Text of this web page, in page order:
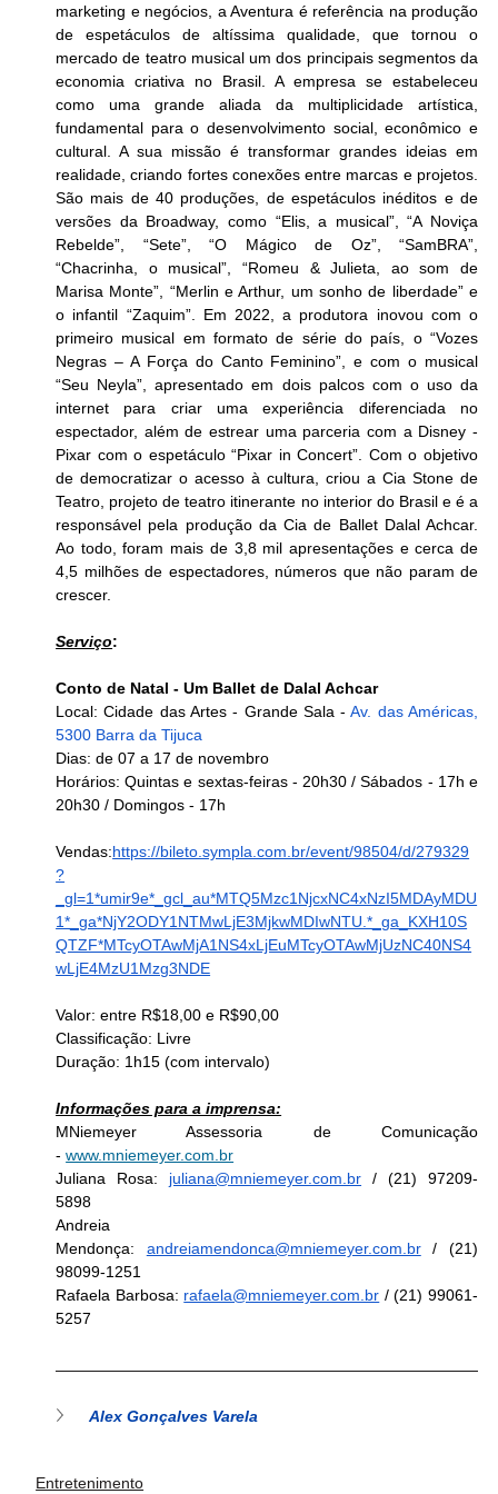
marketing e negócios, a Aventura é referência na produção
de espetáculos de altíssima qualidade, que tornou o
mercado de teatro musical um dos principais segmentos da
economia criativa no Brasil. A empresa se estabeleceu
como uma grande aliada da multiplicidade artística,
fundamental para o desenvolvimento social, econômico e
cultural. A sua missão é transformar grandes ideias em
realidade, criando fortes conexões entre marcas e projetos.
São mais de 40 produções, de espetáculos inéditos e de
versões da Broadway, como “Elis, a musical”, “A Noviça
Rebelde”, “Sete”, “O Mágico de Oz”, “SamBRA”,
“Chacrinha, o musical”, “Romeu & Julieta, ao som de
Marisa Monte”, “Merlin e Arthur, um sonho de liberdade” e
o infantil “Zaquim”. Em 2022, a produtora inovou com o
primeiro musical em formato de série do país, o “Vozes
Negras – A Força do Canto Feminino”, e com o musical
“Seu Neyla”, apresentado em dois palcos com o uso da
internet para criar uma experiência diferenciada no
espectador, além de estrear uma parceria com a Disney -
Pixar com o espetáculo “Pixar in Concert”. Com o objetivo
de democratizar o acesso à cultura, criou a Cia Stone de
Teatro, projeto de teatro itinerante no interior do Brasil e é a
responsável pela produção da Cia de Ballet Dalal Achcar.
Ao todo, foram mais de 3,8 mil apresentações e cerca de
4,5 milhões de espectadores, números que não param de
crescer.
Serviço:
Conto de Natal - Um Ballet de Dalal Achcar
Local: Cidade das Artes - Grande Sala - Av. das Américas,
5300 Barra da Tijuca
Dias: de 07 a 17 de novembro
Horários: Quintas e sextas-feiras - 20h30 / Sábados - 17h e
20h30 / Domingos - 17h
Vendas:https://bileto.sympla.com.br/event/98504/d/279329
?
_gl=1*umir9e*_gcl_au*MTQ5Mzc1NjcxNC4xNzI5MDAyMDU
1*_ga*NjY2ODY1NTMwLjE3MjkwMDIwNTU.*_ga_KXH10S
QTZF*MTcyOTAwMjA1NS4xLjEuMTcyOTAwMjUzNC40NS4
wLjE4MzU1Mzg3NDE
Valor: entre R$18,00 e R$90,00
Classificação: Livre
Duração: 1h15 (com intervalo)
Informações para a imprensa:
MNiemeyer Assessoria de Comunicação
- www.mniemeyer.com.br
Juliana Rosa: juliana@mniemeyer.com.br / (21) 97209-
5898
Andreia
Mendonça: andreiamendonca@mniemeyer.com.br / (21)
98099-1251
Rafaela Barbosa: rafaela@mniemeyer.com.br / (21) 99061-
5257
Alex Gonçalves Varela
Entretenimento